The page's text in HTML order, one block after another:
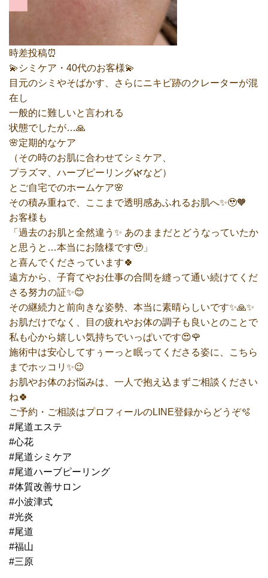
時差投稿⏰️
💫シミケア・40代のお客様💫
目元のシミやそばかす、さらにニキビ跡のクレーターが混
在し
一般的に難しいと言われる
状態でしたが…🙏
🌸定期的なケア
（その時のお肌に合わせてシミケア、
プラズマ、ハーブピーリング🌿など）
とご自宅でのホームケア🌸
その積み重ねで、ここまで透明感あふれるお肌へ✨🥹🧡
お客様も
「過去のお肌と全然違う✨ あのままだとどうなっていたか
と思うと…本当にお陰様です🥹」
と喜んでくださっています🍀
遠方から、子育てやお仕事の合間を縫って通い続けてくだ
さる努力の証✨😊
その継続力と前向きな姿勢、本当に素晴らしいです✨🙏✨
お肌だけでなく、目の疲れやお体の調子も良いとのことで
私も心から嬉しい気持ちでいっぱいです😍🌹
施術中は安心してすぅーっと眠ってくださる姿に、こちら
までホッコリ✨😉
お肌やお体のお悩みは、一人で抱え込まずご相談ください
ね🍀
ご予約・ご相談はプロフィールのLINE登録からどうぞ🫧
#尾道エステ
#心花
#尾道シミケア
#尾道ハーブピーリング
#体質改善サロン
#小波津式
#光炎
#尾道
#福山
#三原